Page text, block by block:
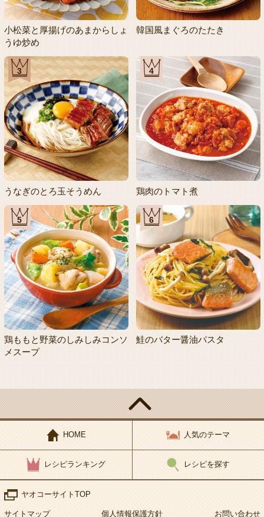
小松菜と厚揚げのあまからしょ
うゆ炒め
韓国風まぐろのたたき
3
うなぎのとろ玉そうめん
4
鶏肉のトマト煮
5
鶏ももと野菜のしみしみコンソ
メスープ
6
鮭のバター醤油パスタ
HOME 人気のテーマ
レシピランキング レシピを探す
ヤオコーサイトTOP
サイトマップ 個人情報保護方針 お問い合わせ